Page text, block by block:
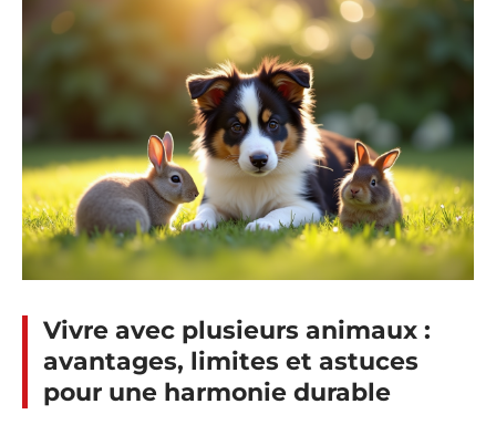
Vivre avec plusieurs animaux :
avantages, limites et astuces
pour une harmonie durable